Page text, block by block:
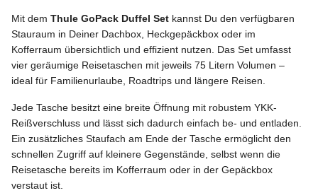
Mit dem Thule GoPack Duffel Set kannst Du den verfügbaren
Stauraum in Deiner Dachbox, Heckgepäckbox oder im
Kofferraum übersichtlich und effizient nutzen. Das Set umfasst
vier geräumige Reisetaschen mit jeweils 75 Litern Volumen –
ideal für Familienurlaube, Roadtrips und längere Reisen.
Jede Tasche besitzt eine breite Öffnung mit robustem YKK-
Reißverschluss und lässt sich dadurch einfach be- und entladen.
Ein zusätzliches Staufach am Ende der Tasche ermöglicht den
schnellen Zugriff auf kleinere Gegenstände, selbst wenn die
Reisetasche bereits im Kofferraum oder in der Gepäckbox
verstaut ist.